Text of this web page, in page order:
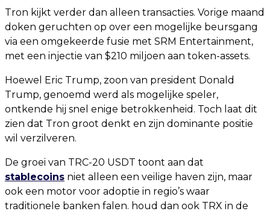
Tron kijkt verder dan alleen transacties. Vorige maand
doken geruchten op over een mogelijke beursgang
via een omgekeerde fusie met SRM Entertainment,
met een injectie van $210 miljoen aan token-assets.
Hoewel Eric Trump, zoon van president Donald
Trump, genoemd werd als mogelijke speler,
ontkende hij snel enige betrokkenheid. Toch laat dit
zien dat Tron groot denkt en zijn dominante positie
wil verzilveren.
De groei van TRC-20 USDT toont aan dat
stablecoins niet alleen een veilige haven zijn, maar
ook een motor voor adoptie in regio’s waar
traditionele banken falen. houd dan ook TRX in de